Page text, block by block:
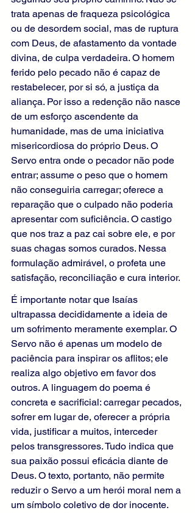
trata apenas de fraqueza psicológica
ou de desordem social, mas de ruptura
com Deus, de afastamento da vontade
divina, de culpa verdadeira. O homem
ferido pelo pecado não é capaz de
restabelecer, por si só, a justiça da
aliança. Por isso a redenção não nasce
de um esforço ascendente da
humanidade, mas de uma iniciativa
misericordiosa do próprio Deus. O
Servo entra onde o pecador não pode
entrar; assume o peso que o homem
não conseguiria carregar; oferece a
reparação que o culpado não poderia
apresentar com suficiência. O castigo
que nos traz a paz cai sobre ele, e por
suas chagas somos curados. Nessa
formulação admirável, o profeta une
satisfação, reconciliação e cura interior.
É importante notar que Isaías
ultrapassa decididamente a ideia de
um sofrimento meramente exemplar. O
Servo não é apenas um modelo de
paciência para inspirar os aflitos; ele
realiza algo objetivo em favor dos
outros. A linguagem do poema é
concreta e sacrificial: carregar pecados,
sofrer em lugar de, oferecer a própria
vida, justificar a muitos, interceder
pelos transgressores. Tudo indica que
sua paixão possui eficácia diante de
Deus. O texto, portanto, não permite
reduzir o Servo a um herói moral nem a
um símbolo coletivo de dor inocente.